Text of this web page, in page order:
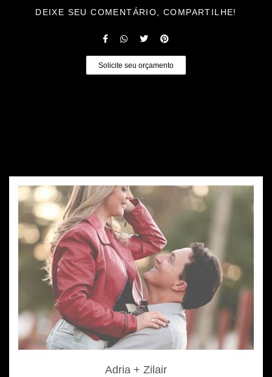
DEIXE SEU COMENTÁRIO, COMPARTILHE!
Solicite seu orçamento
Adria + Zilair